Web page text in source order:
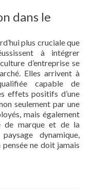
dans le
plus cruciale que
à intégrer
d’entreprise se
Elles arrivent à
capable de
effets positifs d’une
seulement par une
mais également
de marque et de la
dynamique,
ne doit jamais